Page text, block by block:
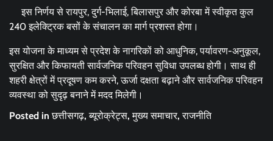
इस निर्णय से रायपुर, दुर्ग-भिलाई, बिलासपुर और कोरबा में स्वीकृत कुल
240 इलेक्ट्रिक बसों के संचालन का मार्ग प्रशस्त होगा।
इस योजना के माध्यम से प्रदेश के नागरिकों को आधुनिक, पर्यावरण-अनुकूल,
सुरक्षित और किफायती सार्वजनिक परिवहन सुविधा उपलब्ध होगी। साथ ही
शहरी क्षेत्रों में प्रदूषण कम करने, ऊर्जा दक्षता बढ़ाने और सार्वजनिक परिवहन
व्यवस्था को सुदृढ़ बनाने में मदद मिलेगी।
Posted inछत्तीसगढ़,ब्यूरोक्रेट्स,मुख्य समाचार,राजनीति